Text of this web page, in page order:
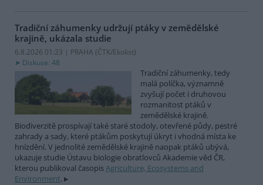
Tradiční záhumenky udržují ptáky v zemědělské
krajině, ukázala studie
6.8.2026 01:23 | PRAHA (ČTK/Ekolist)
Diskuse: 48
Tradiční záhumenky, tedy
malá políčka, významně
zvyšují počet i druhovou
rozmanitost ptáků v
zemědělské krajině.
Biodiverzitě prospívají také staré stodoly, otevřené půdy, pestré
zahrady a sady, které ptákům poskytují úkryt i vhodná místa ke
hnízdění. V jednolité zemědělské krajině naopak ptáků ubývá,
ukazuje studie Ústavu biologie obratlovců Akademie věd ČR,
kterou publikoval časopisAgriculture, Ecosystems and
Environment.